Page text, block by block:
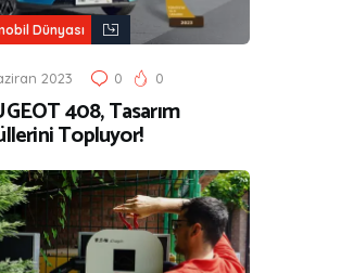
Dünyası
2023 0 0
408, Tasarım
Topluyor!